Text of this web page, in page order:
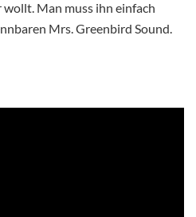
Man muss ihn einfach
Mrs. Greenbird Sound.